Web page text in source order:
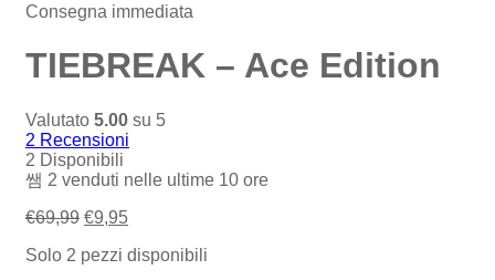
Consegna immediata
TIEBREAK – Ace Edition
Valutato 5.00 su 5
2 Recensioni
2 Disponibili
2 venduti nelle ultime 10 ore
€69,99 €9,95
Solo 2 pezzi disponibili